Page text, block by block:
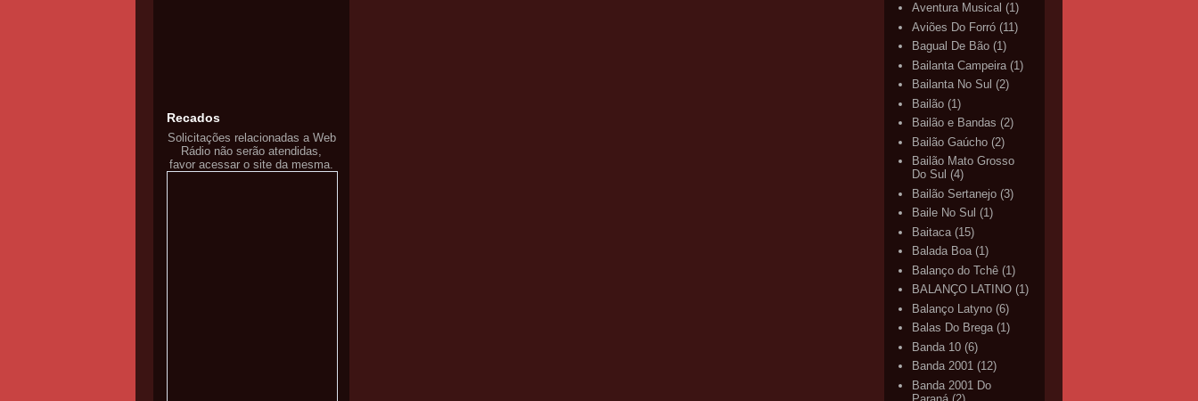
Recados
Solicitações relacionadas a Web
Rádio não serão atendidas,
favor acessar o site da mesma.
Aventura Musical (1)
Aviões Do Forró (11)
Bagual De Bão (1)
Bailanta Campeira (1)
Bailanta No Sul (2)
Bailão (1)
Bailão e Bandas (2)
Bailão Gaúcho (2)
Bailão Mato Grosso
Do Sul (4)
Bailão Sertanejo (3)
Baile No Sul (1)
Baitaca (15)
Balada Boa (1)
Balanço do Tchê (1)
BALANÇO LATINO (1)
Balanço Latyno (6)
Balas Do Brega (1)
Banda 10 (6)
Banda 2001 (12)
Banda 2001 Do